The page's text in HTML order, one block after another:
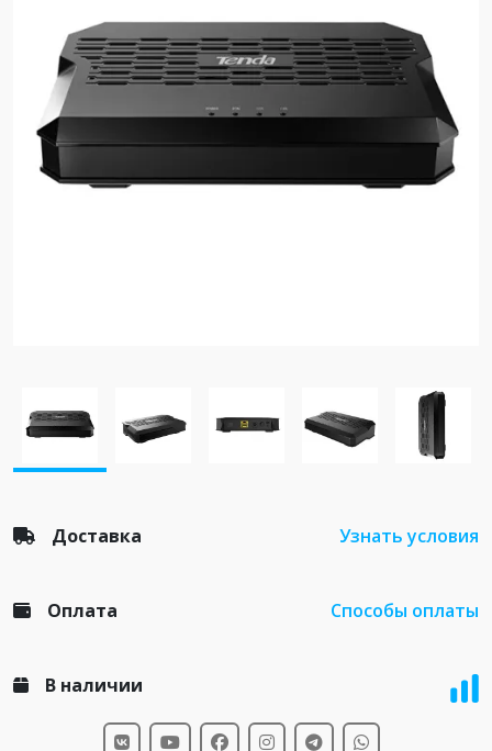
Доставка Узнать условия
Оплата Способы оплаты
В наличии